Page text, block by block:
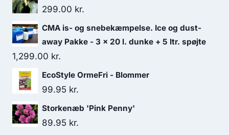
299.00 kr.
CMA is- og snebekæmpelse. Ice og dust-
away Pakke - 3 x 20 l. dunke + 5 ltr. spøjte
1,299.00 kr.
EcoStyle OrmeFri - Blommer
99.95 kr.
Storkenæb 'Pink Penny'
89.95 kr.